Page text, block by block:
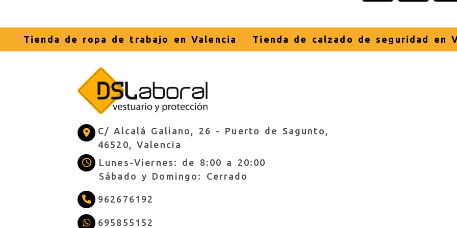
Tienda de ropa de trabajo en Valencia Tienda de calzado de seguridad en
C/ Alcalá Galiano, 26 - Puerto de Sagunto,
46520, Valencia
Lunes-Viernes: de 8:00 a 20:00
Sábado y Domingo: Cerrado
962676192
695855152